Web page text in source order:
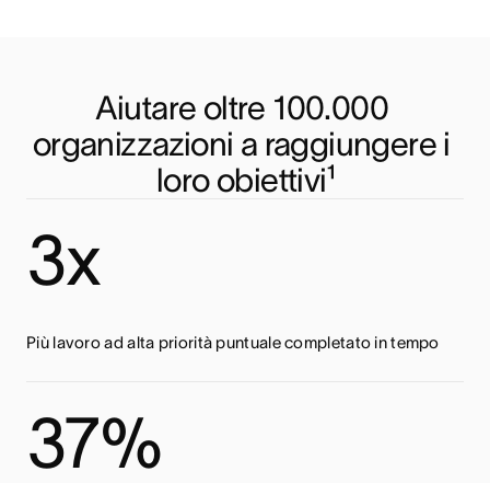
Aiutare oltre 100.000
organizzazioni a raggiungere i
loro obiettivi¹
3x
Più lavoro ad alta priorità puntuale completato in tempo
37%